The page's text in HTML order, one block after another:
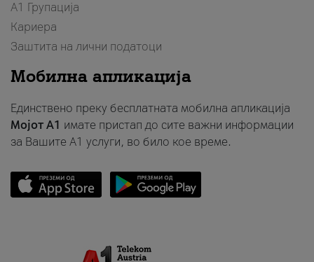
А1 Групација
Кариера
Заштита на лични податоци
Мобилна апликација
Единствено преку бесплатната мобилна апликација
Мојот A1 имате пристап до сите важни информации
за Вашите A1 услуги, во било кое време.